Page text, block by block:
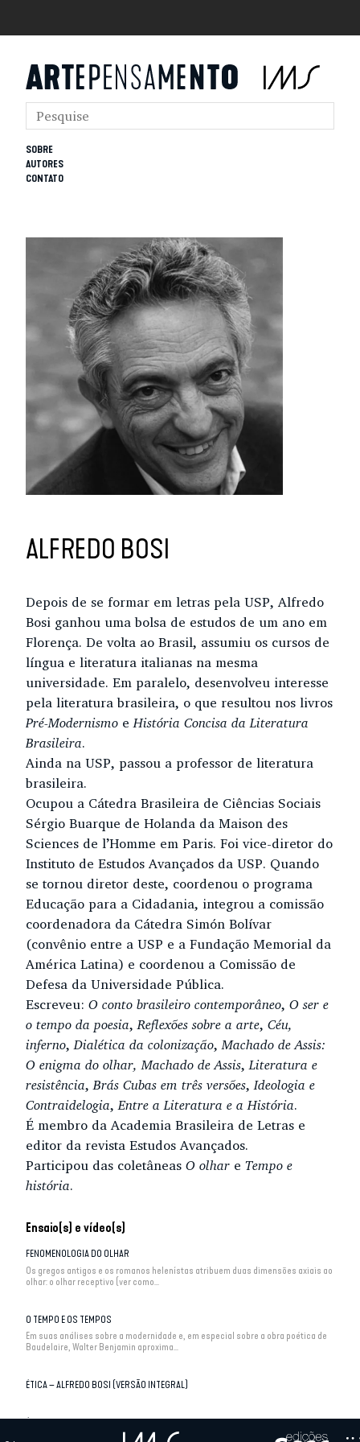
SOBRE
AUTORES
CONTATO
Ensaio(s) e vídeo(s)
FENOMENOLOGIA DO OLHAR
Os gregos antigos e os romanos helenístas atribuem duas dimensões axiais ao
olhar: o olhar receptivo (ver como...
O TEMPO E OS TEMPOS
Em suas análises sobre a modernidade e, em especial sobre a obra poética de
Baudelaire, Walter Benjamin aproxima...
ÉTICA – ALFREDO BOSI (VERSÃO INTEGRAL)
ÉTICA – A CULPA DOS REIS
ALFREDO BOSI
Depois de se formar em letras pela USP, Alfredo
Bosi ganhou uma bolsa de estudos de um ano em
Florença. De volta ao Brasil, assumiu os cursos de
língua e literatura italianas na mesma
universidade. Em paralelo, desenvolveu interesse
pela literatura brasileira, o que resultou nos livros
Pré-Modernismo eHistória Concisa da Literatura
Brasileira.
Ainda na USP, passou a professor de literatura
brasileira.
Ocupou a Cátedra Brasileira de Ciências Sociais
Sérgio Buarque de Holanda da Maison des
Sciences de l’Homme em Paris. Foi vice-diretor do
Instituto de Estudos Avançados da USP. Quando
se tornou diretor deste, coordenou o programa
Educação para a Cidadania, integrou a comissão
coordenadora da Cátedra Simón Bolívar
(convênio entre a USP e a Fundação Memorial da
América Latina) e coordenou a Comissão de
Defesa da Universidade Pública.
Escreveu: O conto brasileiro contemporâneo, O ser e
o tempo da poesia,Reflexões sobre a arte, Céu,
inferno, Dialética da colonização,Machado de Assis:
O enigma do olhar, Machado de Assis,Literatura e
resistência,Brás Cubas em três versões,Ideologia e
Contraidelogia,Entre a Literatura e a História.
É membro da Academia Brasileira de Letras e
editor da revista Estudos Avançados.
Participou das coletâneas O olhar e Tempo e
história.